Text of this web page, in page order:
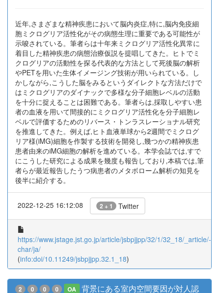
近年,さまざまな精神疾患において脳内炎症,特に,脳内免疫細
胞ミクログリア活性化がその病態生理に重要である可能性が
示唆されている。筆者らは十年来ミクログリア活性化異常に
着目した精神疾患の病態治療仮説を提唱してきた。ヒトでミ
クログリアの活動性を探る代表的な方法として死後脳の解析
やPETを用いた生体イメージング技術が用いられている。し
かしながら,こうした脳をみるというダイレクトな方法だけで
はミクログリアのダイナックで多様な分子細胞レベルの活動
を十分に捉えることは困難である。筆者らは,採取しやすい患
者の血液を用いて間接的にミクログリア活性化を分子細胞レ
ベルで評価するためのリバース・トンラスレーショナル研究
を推進してきた。例えば,ヒト血液単球から2週間でミクログ
リア様(iMG)細胞を作製する技術を開発し,幾つかの精神疾患
患者由来のiMG細胞の解析を進めている。本学会誌では,すで
にこうした研究による成果を幾度も報告しており,本稿では,筆
者らが最近報告したうつ病患者のメタボローム解析の知見を
後半に紹介する。
2022-12-25 16:12:08 2 + 1 Twitter
https://www.jstage.jst.go.jp/article/jsbpjjpp/32/1/32_18/_article/-
char/ja/
(info:doi/10.11249/jsbpjjpp.32.1_18)
2 0 0 0 OA
背景にある室内空間要因が対人認